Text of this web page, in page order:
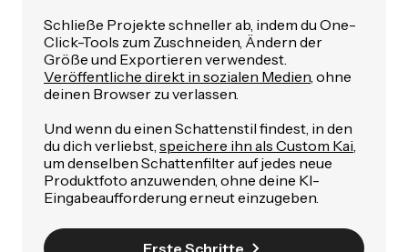
Schließe Projekte schneller ab, indem du One-
Click-Tools zum Zuschneiden, Ändern der
Größe und Exportieren verwendest.
Veröffentliche direkt in sozialen Medien , ohne
deinen Browser zu verlassen.
Und wenn du einen Schattenstil findest, in den
du dich verliebst, speichere ihn als Custom Kai
um denselben Schattenfilter auf jedes neue
Produktfoto anzuwenden, ohne deine KI-
Eingabeaufforderung erneut einzugeben.
Erste Schritte